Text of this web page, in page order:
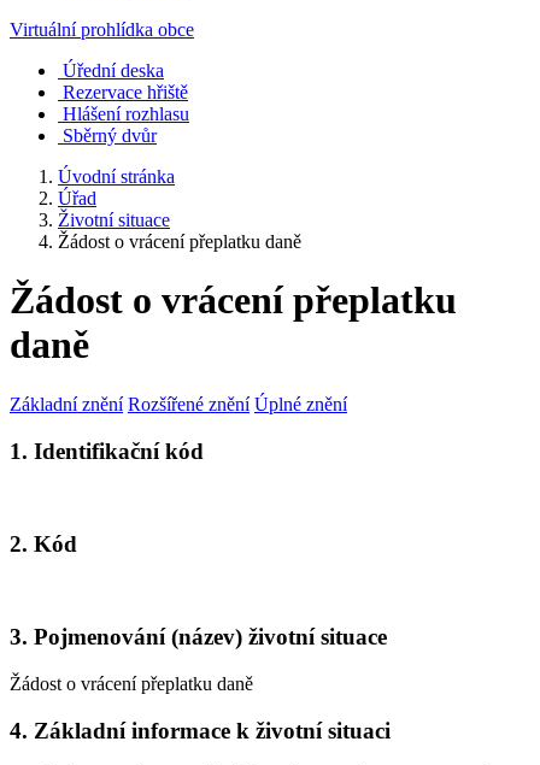
Virtuální prohlídka obce
Úřední deska
Rezervace hřiště
Hlášení rozhlasu
Sběrný dvůr
Úvodní stránka
Úřad
Životní situace
Žádost o vrácení přeplatku daně
Žádost o vrácení přeplatku
daně
Základní znění Rozšířené znění Úplné znění
1. Identifikační kód
2. Kód
3. Pojmenování (název) životní situace
Žádost o vrácení přeplatku daně
4. Základní informace k životní situaci